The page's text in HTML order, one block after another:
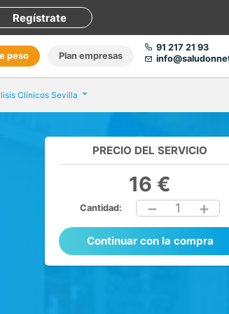
Regístrate
peso Plan empresas
91 217 21 93
Clínicos Sevilla
PRECIO DEL SERVICIO
16 €
Cantidad: 1
Continuar con la compra